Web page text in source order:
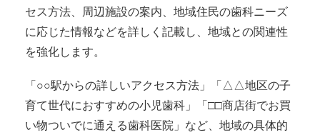
セス方法、周辺施設の案内、地域住民の歯科ニーズ
に応じた情報などを詳しく記載し、地域との関連性
を強化します。
「○○駅からの詳しいアクセス方法」「△△地区の子
育て世代におすすめの小児歯科」「□□商店街でお買
い物ついでに通える歯科医院」など、地域の具体的